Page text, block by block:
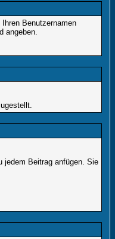
Benutzernamen
angeben.
jedem Beitrag anfügen. Sie